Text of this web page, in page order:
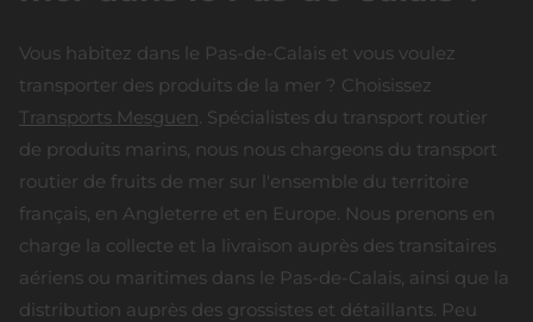
Vous habitez dans le Pas-de-Calais et vous voulez
transporter des produits de la mer ? Choisissez
Transports Mesguen. Spécialistes du transport routier
de produits marins, nous nous chargeons du transport
routier de fruits de mer sur l'ensemble du territoire
français, en Angleterre et en Europe. Nous prenons en
charge la collecte et la livraison auprès des transitaires
aériens ou maritimes dans le Pas-de-Calais, ainsi que la
distribution auprès des grossistes et détaillants. Peu